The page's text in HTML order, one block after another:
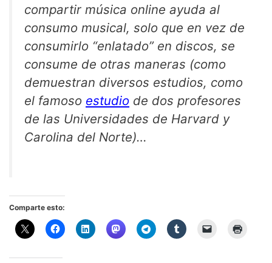
compartir música online ayuda al
consumo musical, solo que en vez de
consumirlo “enlatado” en discos, se
consume de otras maneras (como
demuestran diversos estudios, como
el famoso estudio de dos profesores
de las Universidades de Harvard y
Carolina del Norte)…
Comparte esto: